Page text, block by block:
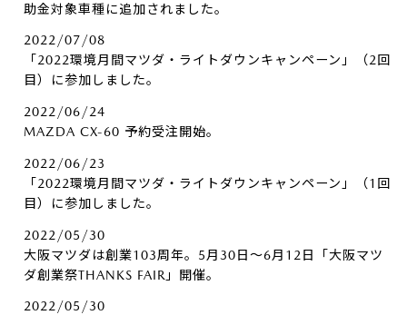
助金対象車種に追加されました。
2022/07/08
「2022環境月間マツダ・ライトダウンキャンペーン」（2回
目）に参加しました。
2022/06/24
MAZDA CX-60 予約受注開始。
2022/06/23
「2022環境月間マツダ・ライトダウンキャンペーン」（1回
目）に参加しました。
2022/05/30
大阪マツダは創業103周年。5月30日～6月12日「大阪マツ
ダ創業祭THANKS FAIR」開催。
2022/05/30